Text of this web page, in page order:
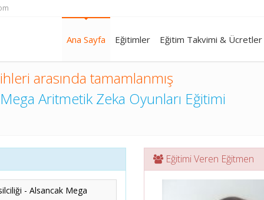
Ana Sayfa Eğitimler Eğitim Takvimi & Ücretler
arasında tamamlanmış
Aritmetik Zeka Oyunları Eğitimi
- Alsancak Mega
Eğitimi Veren Eğitmen